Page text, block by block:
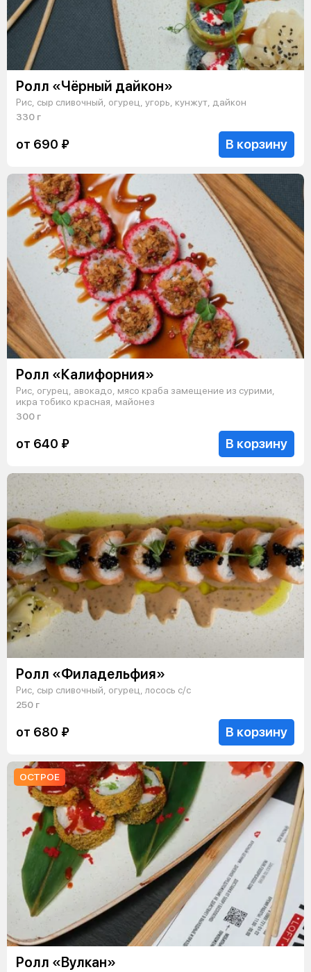
Ролл «Чёрный дайкон»
Рис, сыр сливочный, огурец, угорь, кунжут, дайкон
330 г
от 690 ₽ В корзину
Ролл «Калифорния»
Рис, огурец, авокадо, мясо краба замещение из сурими,
икра тобико красная, майонез
300 г
от 640 ₽ В корзину
Ролл «Филадельфия»
Рис, сыр сливочный, огурец, лосось с/с
250 г
от 680 ₽ В корзину
ОСТРОЕ
Ролл «Вулкан»